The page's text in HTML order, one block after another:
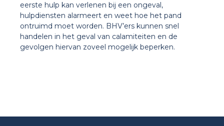
eerste hulp kan verlenen bij een ongeval,
hulpdiensten alarmeert en weet hoe het pand
ontruimd moet worden. BHV’ers kunnen snel
handelen in het geval van calamiteiten en de
gevolgen hiervan zoveel mogelijk beperken.